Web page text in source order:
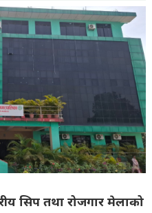
सिप तथा रोजगार मेलाको